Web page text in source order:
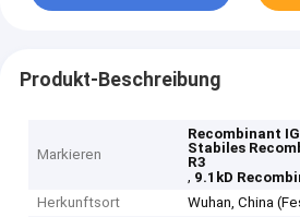
Produkt-Beschreibung
Markieren
Recombinant
Stabiles
R3
, 9.1kD
Herkunftsort
Wuhan, China